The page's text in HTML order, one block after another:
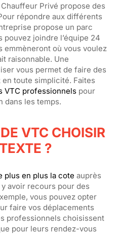
Privé propose des
répondre aux différents
propose un parc
pouvez joindre l’équipe 24
emmèneront où vous voulez
raisonnable. Une
vous permet de faire des
toute simplicité. Faites
VTC professionnels pour
dans les temps.
VTC CHOISIR
?
plus en plus la cote auprès
avoir recours pour des
vous pouvez opter
faire vos déplacements
professionnels choisissent
pour leurs rendez-vous